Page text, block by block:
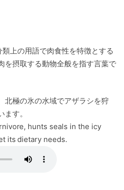
上の用語で肉食性を特徴とする
を摂取する動物全般を指す言葉で
北極の氷の水域でアザラシを狩
す。
hunts seals in the icy
its dietary needs.